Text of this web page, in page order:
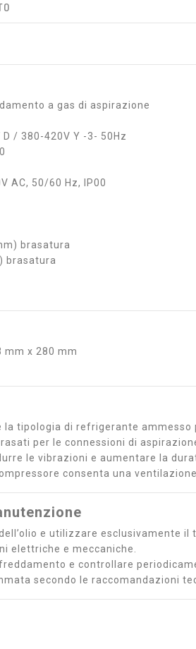
a gas di aspirazione
/ 380-420V Y -3- 50Hz
AC, 50/60 Hz, IP00
brasatura
brasatura
mm x 280 mm
tipologia di refrigerante ammesso
per le connessioni di
le vibrazioni e aumentare la
consenta una
e utilizzare esclusivamente il
elettriche e meccaniche.
e controllare
secondo le raccomandazioni